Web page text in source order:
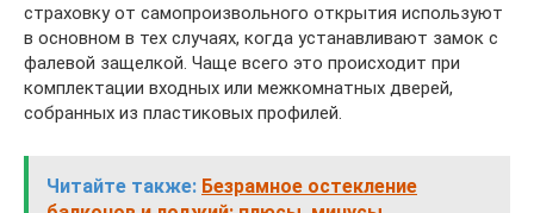
страховку от самопроизвольного открытия используют
в основном в тех случаях, когда устанавливают замок с
фалевой защелкой. Чаще всего это происходит при
комплектации входных или межкомнатных дверей,
собранных из пластиковых профилей.
Читайте также: Безрамное остекление